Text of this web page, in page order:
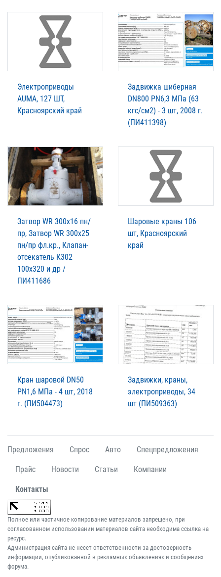
Электроприводы
AUMA, 127 ШТ,
Красноярский край
Задвижка шиберная
DN800 PN6,3 МПа (63
кгс/см2) - 3 шт, 2008 г.
(ПИ411398)
Затвор WR 300х16 пн/
пр, Затвор WR 300х25
пн/пр фл.кр., Клапан-
отсекатель К302
100х320 и др /
ПИ411686
Шаровые краны 106
шт, Красноярский
край
Кран шаровой DN50
PN1,6 МПа - 4 шт, 2018
г. (ПИ504473)
Задвижки, краны,
электроприводы, 34
шт (ПИ509363)
Предложения Спрос Авто Спецпредложения
Прайс Новости Статьи Компании
Контакты
Полное или частичное копирование материалов запрещено, при
согласованном использовании материалов сайта необходима ссылка на
ресурс.
Администрация сайта не несет ответственности за достоверность
информации, опубликованной в рекламных объявлениях и сообщениях
форума.